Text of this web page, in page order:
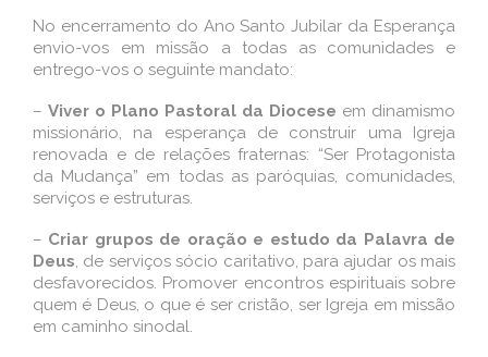
No encerramento do Ano Santo Jubilar da Esperança
envio-vos em missão a todas as comunidades e
entrego-vos o seguinte mandato:
– Viver o Plano Pastoral da Diocese em dinamismo
missionário, na esperança de construir uma Igreja
renovada e de relações fraternas: “Ser Protagonista
da Mudança” em todas as paróquias, comunidades,
serviços e estruturas.
– Criar grupos de oração e estudo da Palavra de
Deus, de serviços sócio caritativo, para ajudar os mais
desfavorecidos. Promover encontros espirituais sobre
quem é Deus, o que é ser cristão, ser Igreja em missão
em caminho sinodal.